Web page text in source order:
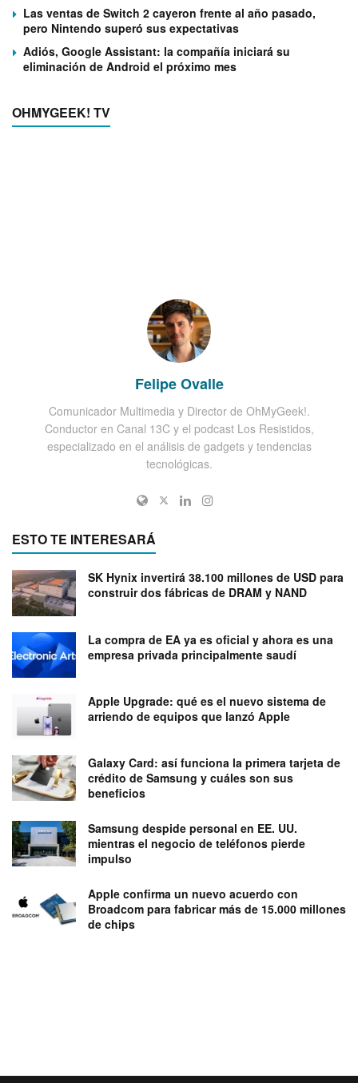
Las ventas de Switch 2 cayeron frente al año pasado,
pero Nintendo superó sus expectativas
Adiós, Google Assistant: la compañía iniciará su
eliminación de Android el próximo mes
OHMYGEEK! TV
Felipe Ovalle
Comunicador Multimedia y Director de OhMyGeek!.
Conductor en Canal 13C y el podcast Los Resistidos,
especializado en el análisis de gadgets y tendencias
tecnológicas.
ESTO TE INTERESARÁ
SK Hynix invertirá 38.100 millones de USD para
construir dos fábricas de DRAM y NAND
La compra de EA ya es oficial y ahora es una
empresa privada principalmente saudí
Apple Upgrade: qué es el nuevo sistema de
arriendo de equipos que lanzó Apple
Galaxy Card: así funciona la primera tarjeta de
crédito de Samsung y cuáles son sus
beneficios
Samsung despide personal en EE. UU.
mientras el negocio de teléfonos pierde
impulso
Apple confirma un nuevo acuerdo con
Broadcom para fabricar más de 15.000 millones
de chips